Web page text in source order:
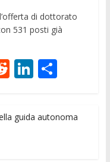
di dottorato
531 posti già
R
di
Li
e
C
di
guida autonoma